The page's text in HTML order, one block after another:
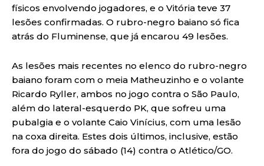
físicos envolvendo jogadores, e o Vitória teve 37
lesões confirmadas. O rubro-negro baiano só fica
atrás do Fluminense, que já encarou 49 lesões.
As lesões mais recentes no elenco do rubro-negro
baiano foram com o meia Matheuzinho e o volante
Ricardo Ryller, ambos no jogo contra o São Paulo,
além do lateral-esquerdo PK, que sofreu uma
pubalgia e o volante Caio Vinícius, com uma lesão
na coxa direita. Estes dois últimos, inclusive, estão
fora do jogo do sábado (14) contra o Atlético/GO.